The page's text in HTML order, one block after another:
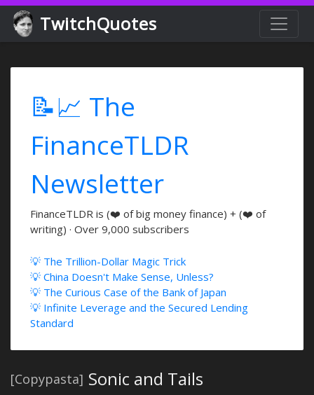
TwitchQuotes
📝📈 The
FinanceTLDR
Newsletter
FinanceTLDR is (❤️ of big money finance) + (❤️ of
writing) · Over 9,000 subscribers
💡 The Trillion-Dollar Magic Trick
💡 China Doesn't Make Sense, Unless?
💡 The Curious Case of the Bank of Japan
💡 Infinite Leverage and the Secured Lending
Standard
[Copypasta] Sonic and Tails